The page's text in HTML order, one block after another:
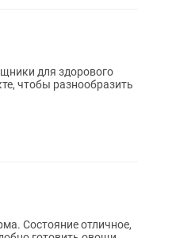
для здорового
чтобы разнообразить